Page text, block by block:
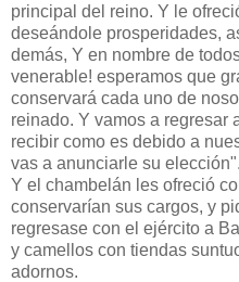
principal del reino. Y le
deseándole prosperidades,
demás, Y en nombre de
venerable! esperamos que
conservará cada uno de
reinado. Y vamos a regresar
recibir como es debido a
vas a anunciarle su elección".
Y el chambelán les ofreció
conservarían sus cargos, y
regresase con el ejército a
y camellos con tiendas
adornos.